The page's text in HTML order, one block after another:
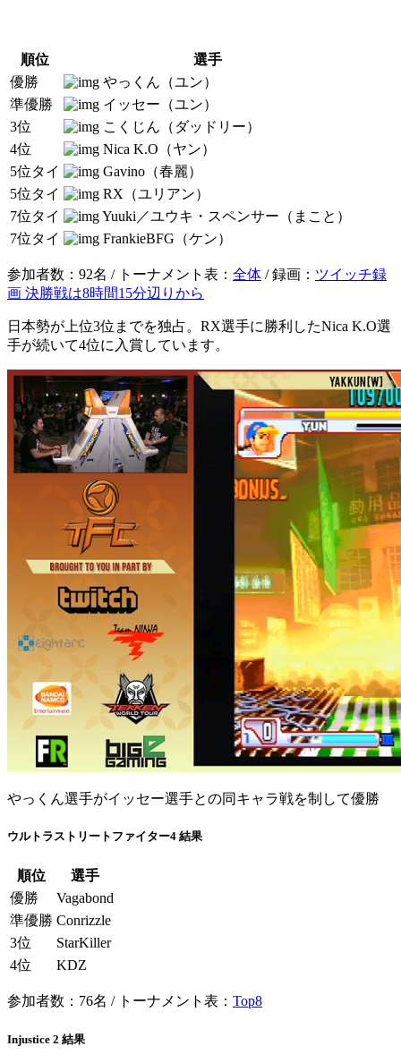
順位
選手
優勝
やっくん（ユン）
準優勝
イッセー（ユン）
3位
こくじん（ダッドリー）
4位
Nica K.O（ヤン）
5位タイ
Gavino（春麗）
5位タイ
RX（ユリアン）
7位タイ
Yuuki／ユウキ・スペンサー（まこと）
7位タイ
FrankieBFG（ケン）
参加者数：92名 / トーナメント表： 全体 / 録画： ツイッチ録
画 決勝戦は8時間15分辺りから
日本勢が上位3位までを独占。RX選手に勝利したNica K.O選
手が続いて4位に入賞しています。
やっくん選手がイッセー選手との同キャラ戦を制して優勝
ウルトラストリートファイター4 結果
順位
選手
優勝
Vagabond
準優勝 Conrizzle
3位
StarKiller
4位
KDZ
参加者数：76名 / トーナメント表： Top8
Injustice 2 結果